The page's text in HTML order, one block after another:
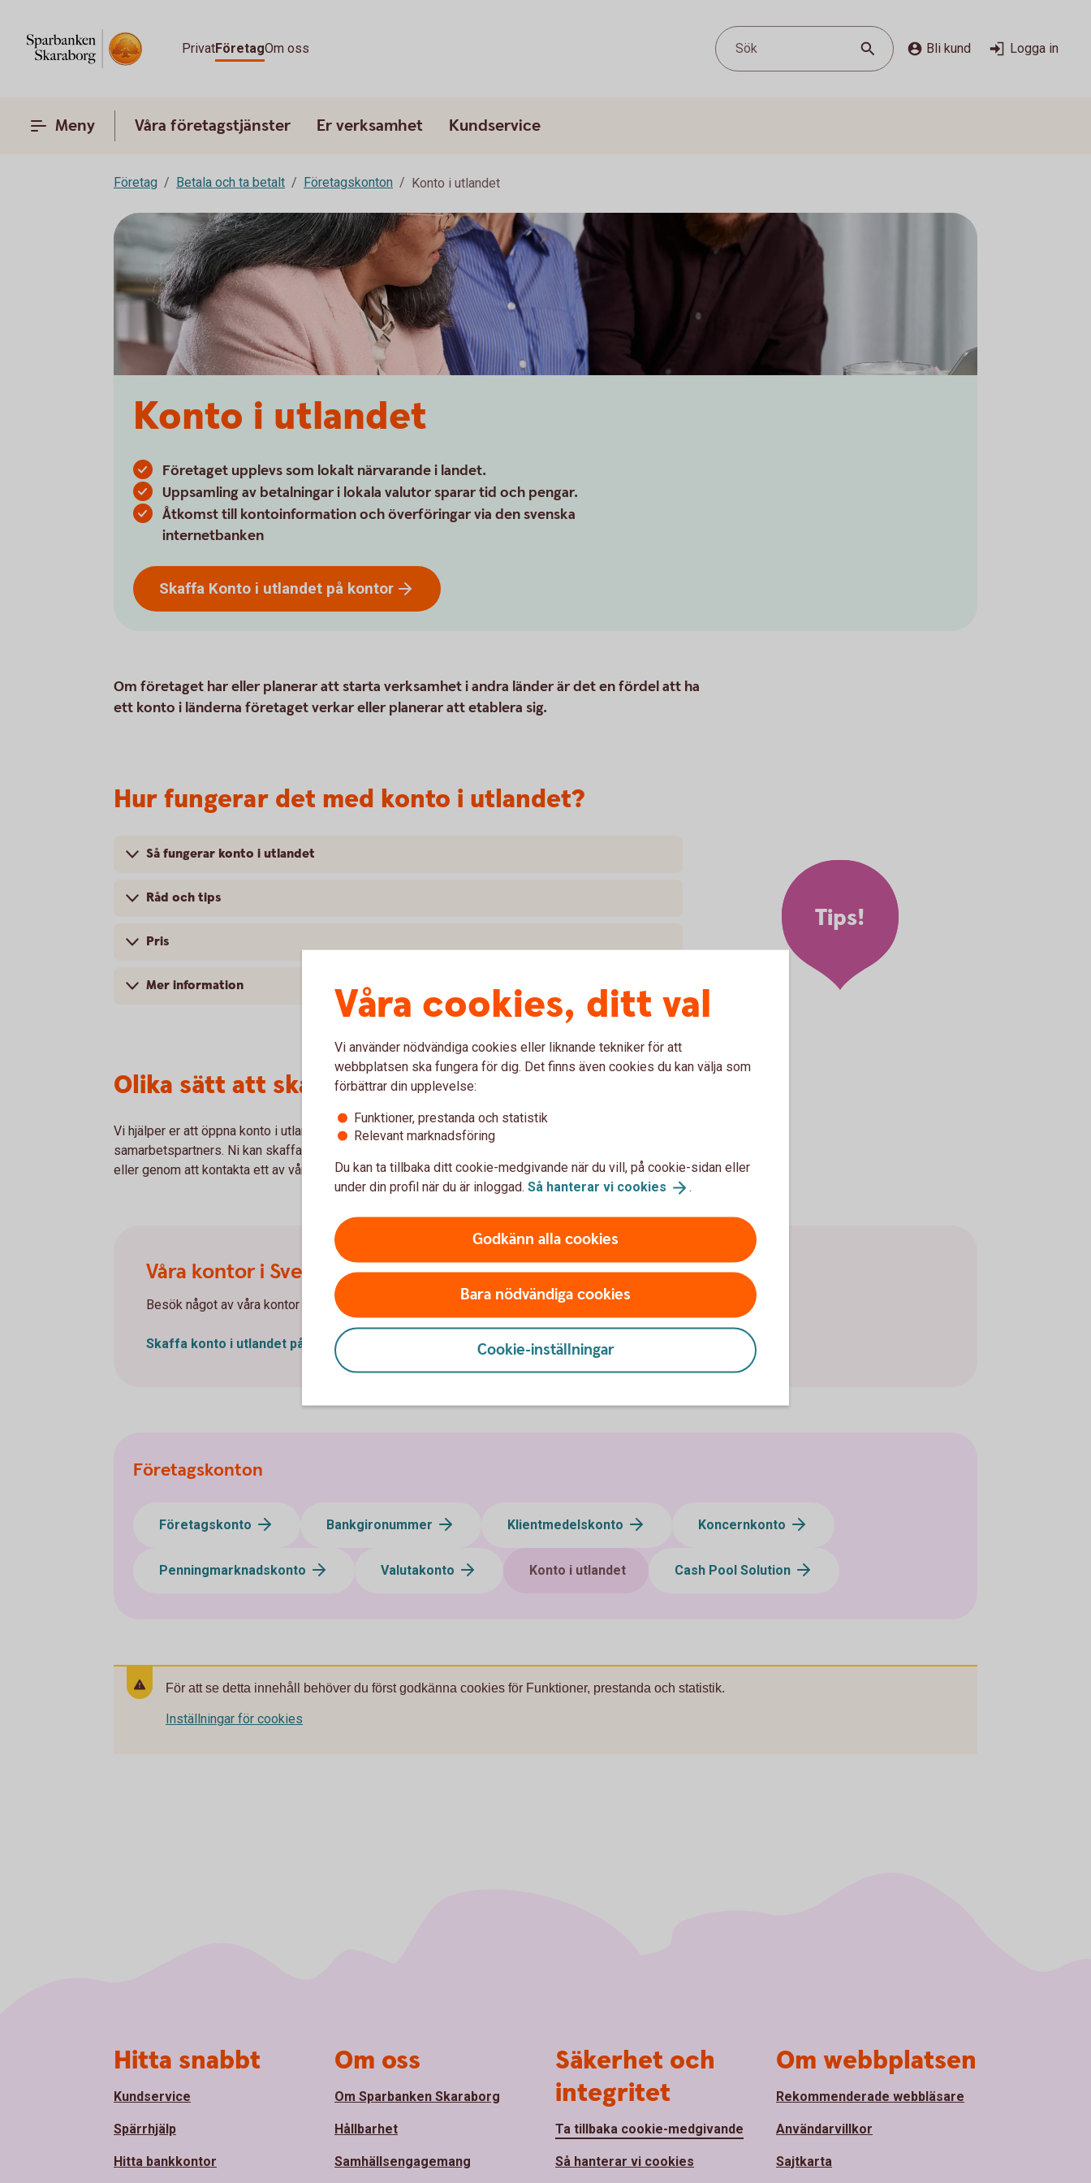
PrivatFöretagOm oss Sök Bli kund Logga in
Meny Våra företagstjänster Er verksamhet Kundservice
Företag Betala och ta betalt Företagskonton Konto i utlandet
Konto i utlandet
Företaget upplevs som lokalt närvarande i landet.
Uppsamling av betalningar i lokala valutor sparar tid och pengar.
Åtkomst till kontoinformation och överföringar via den svenska
internetbanken
Skaffa Konto i utlandet på kontor
Om företaget har eller planerar att starta verksamhet i andra länder är det en fördel att ha
ett konto i länderna företaget verkar eller planerar att etablera sig.
Hur fungerar det med konto i utlandet?
Så fungerar konto i utlandet
Råd och tips
Pris
Mer information
Tips!
Olika sätt att skaffa konto i utlandet
Vi hjälper er att öppna konto i utlandet i de länder där vi har egna kontor, filialer eller
samarbetspartners. Ni kan skaffa konton via er kundansvarige, på ett kontor här i Sverige
eller genom att kontakta ett av våra utlandskontor.
Våra kontor i Sverige
Besök något av våra kontor i Sverige.
Skaffa konto i utlandet på kontor
Företagskonton
Företagskonto Bankgironummer Klientmedelskonto Koncernkonto
Penningmarknadskonto Valutakonto Konto i utlandet Cash Pool Solution
För att se detta innehåll behöver du först godkänna cookies för Funktioner, prestanda och statistik.
Inställningar för cookies
Våra cookies, ditt val
Vi använder nödvändiga cookies eller liknande tekniker för att
webbplatsen ska fungera för dig. Det finns även cookies du kan välja som
förbättrar din upplevelse:
Funktioner, prestanda och statistik
Relevant marknadsföring
Du kan ta tillbaka ditt cookie-medgivande när du vill, på cookie-sidan eller
under din profil när du är inloggad. Så hanterar vi cookies .
Godkänn alla cookies
Bara nödvändiga cookies
Cookie-inställningar
Hitta snabbt
Kundservice
Spärrhjälp
Hitta bankkontor
Om oss
Om Sparbanken Skaraborg
Hållbarhet
Samhällsengagemang
Säkerhet och
integritet
Ta tillbaka cookie-medgivande
Så hanterar vi cookies
Om webbplatsen
Rekommenderade webbläsare
Användarvillkor
Sajtkarta